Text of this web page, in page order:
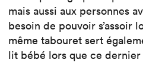
mais aussi aux personnes
besoin de pouvoir s’assoir
même tabouret sert
lit bébé lors que ce dernier